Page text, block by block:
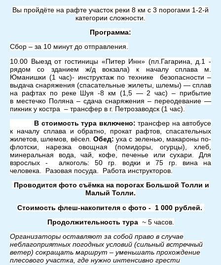
Вы пройдёте на рафте участок реки 8 км с 3 порогами 1-2-й
категории сложности.
Программа:
Сбор – за 10 минут до отправления.
10.00 Выезд от гостиницы «Питер Инн» (пл.Гагарина, д.1 -
рядом со зданием ж/д вокзала) к началу сплава м.
Юманишки (1 час)- инструктаж по технике безопасности –
выдача снаряжения (спасательные жилеты, шлемы) — сплав
на рафтах по реке Шуя -8 км (1,5 — 2 час) – прибытие
в местечко Поляна – сдача снаряжения – переодевание —
пикник у костра – трансфер в г. Петрозаводск (1 час).
В стоимость тура включено: трансфер на автобусе
к началу сплава и обратно, прокат рафтов, спасательных
жилетов, шлемов, вёсел. Обед: уха с зеленью, макароны по-
флотски, нарезка овощная (помидоры, огурцы), хлеб,
минеральная вода, чай, кофе, печенье или сухари. Для
взрослых - алкоголь: 50 гр. водки и 75 гр. вина на
человека.
Разовая посуда. Работа инструкторов.
Проводится фото съёмка на порогах Большой Толли и
Малый Толли.
Стоимость флеш-накопителя с фото - 1 000 рублей.
Продолжительность тура ~ 5 часов.
Организаторы оставляют за собой право в случае
неблагоприятных погодных условий (сильный встречный
ветер) сокращать маршрут – уменьшать прохождение
плесового участка, где нужно интенсивно грести